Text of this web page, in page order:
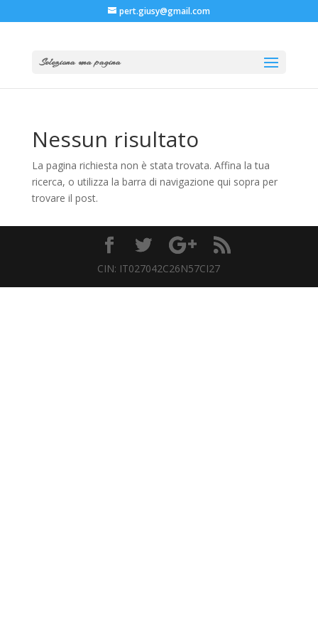
pert.giusy@gmail.com
Seleziona una pagina
Nessun risultato
La pagina richiesta non è stata trovata. Affina la tua
ricerca, o utilizza la barra di navigazione qui sopra per
trovare il post.
CIN: IT027042C26N57CI27